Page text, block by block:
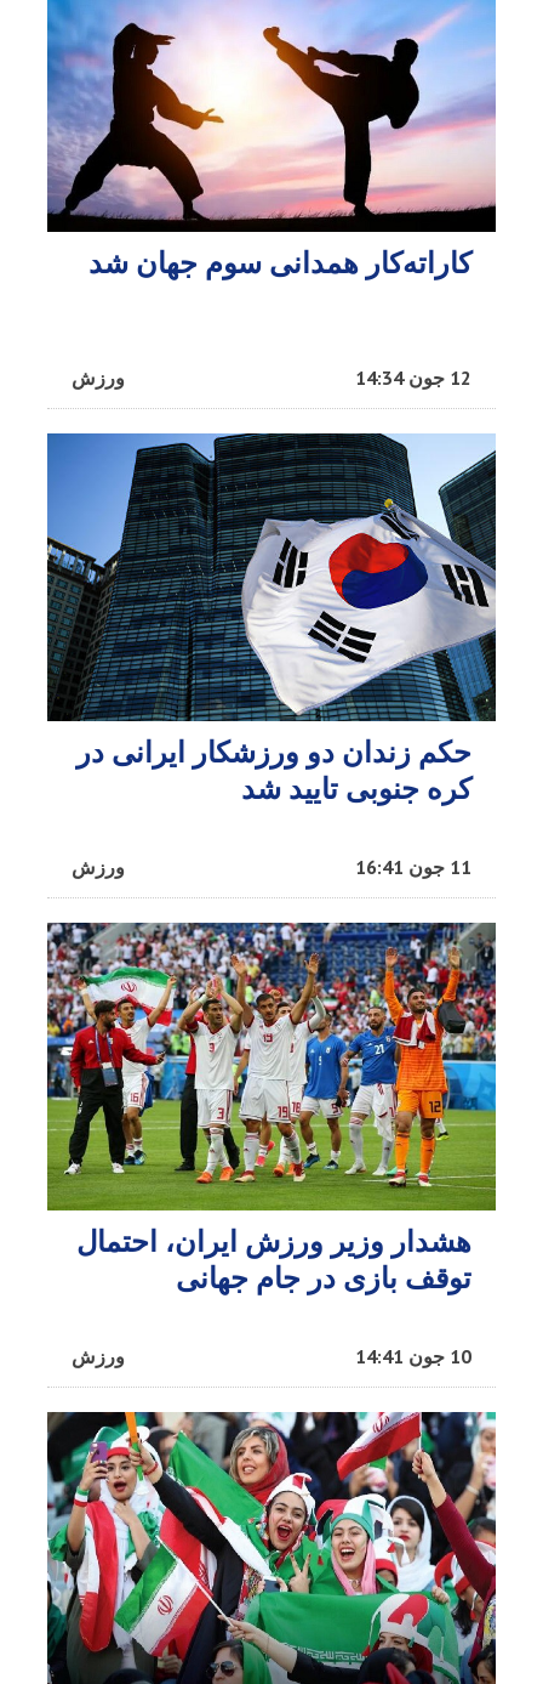
کاراته‌کار همدانی سوم جهان شد
ورزش 12 جون 14:34
حکم زندان دو ورزشکار ایرانی در
کره جنوبی تایید شد
ورزش 11 جون 16:41
هشدار وزیر ورزش ایران، احتمال
توقف بازی در جام جهانی
ورزش 10 جون 14:41